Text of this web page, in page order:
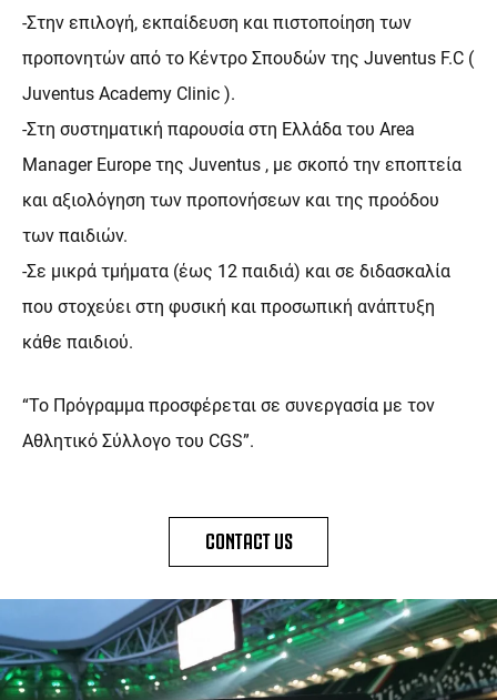
-Στην επιλογή, εκπαίδευση και πιστοποίηση των
προπονητών από το Κέντρο Σπουδών της Juventus F.C (
Juventus Academy Clinic ).
-Στη συστηματική παρουσία στη Ελλάδα του Area
Manager Europe της Juventus , με σκοπό την εποπτεία
και αξιολόγηση των προπονήσεων και της προόδου
των παιδιών.
-Σε μικρά τμήματα (έως 12 παιδιά) και σε διδασκαλία
που στοχεύει στη φυσική και προσωπική ανάπτυξη
κάθε παιδιού.
“Το Πρόγραμμα προσφέρεται σε συνεργασία με τον
Αθλητικό Σύλλογο του CGS”.
CONTACT US